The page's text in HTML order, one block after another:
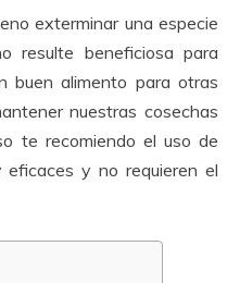
exterminar una especie
resulte beneficiosa para
buen alimento para otras
nuestras cosechas
te recomiendo el uso de
y no requieren el